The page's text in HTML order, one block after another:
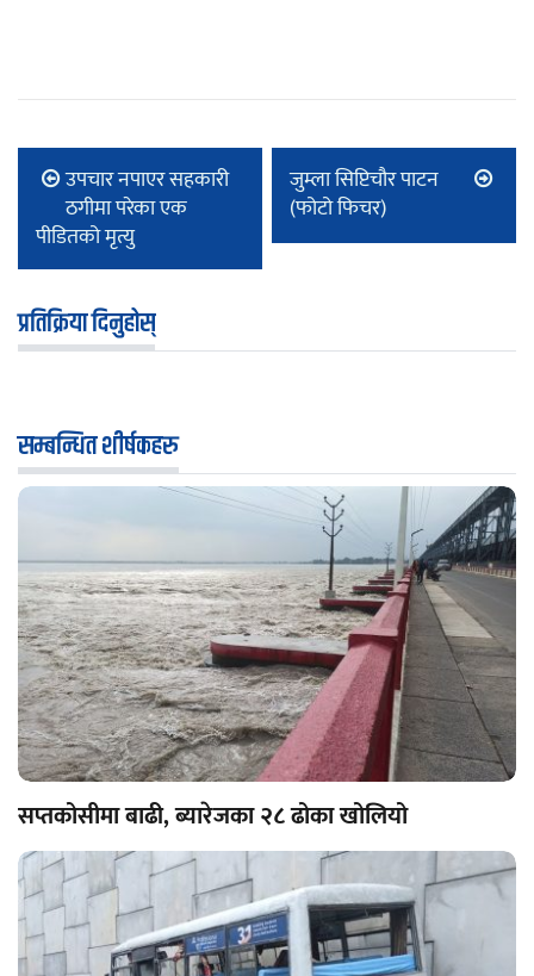
उपचार नपाएर सहकारी
ठगीमा परेका एक
पीडितको मृत्यु
जुम्ला सिप्टिचौर पाटन
(फोटो फिचर)
प्रतिक्रिया दिनुहोस्
सम्बन्धित शीर्षकहरु
सप्तकोसीमा बाढी, ब्यारेजका २८ ढोका खोलियो